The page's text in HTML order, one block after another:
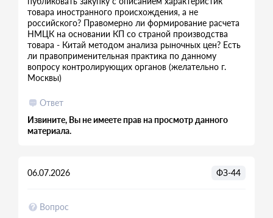
товара иностранного происхождения, а не
российского? Правомерно ли формирование расчета
НМЦК на основании КП со страной производства
товара - Китай методом анализа рыночных цен? Есть
ли правоприменительная практика по данному
вопросу контролирующих органов (желательно г.
Москвы)
Ответ
Извините, Вы не имеете прав на просмотр данного
материала.
Вопрос
06.07.2026 ФЗ-44